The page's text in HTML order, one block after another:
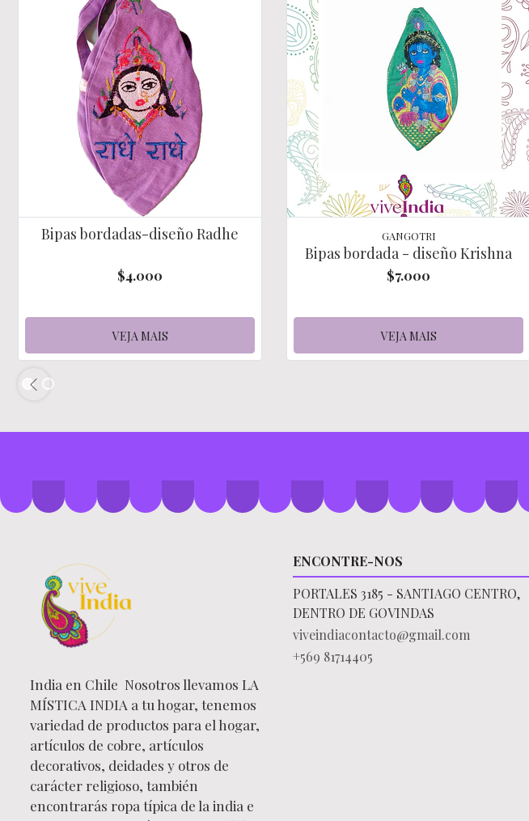
Bipas bordadas-diseño Radhe
$4.000
VEJA MAIS
GANGOTRI
Bipas bordada - diseño Krishna
$7.000
VEJA MAIS
India en Chile Nosotros llevamos LA
MÍSTICA INDIA a tu hogar, tenemos
variedad de productos para el hogar,
artículos de cobre, artículos
decorativos, deidades y otros de
carácter religioso, también
encontrarás ropa típica de la india e
ENCONTRE-NOS
PORTALES 3185 - SANTIAGO CENTRO,
DENTRO DE GOVINDAS
viveindiacontacto@gmail.com
+569 81714405